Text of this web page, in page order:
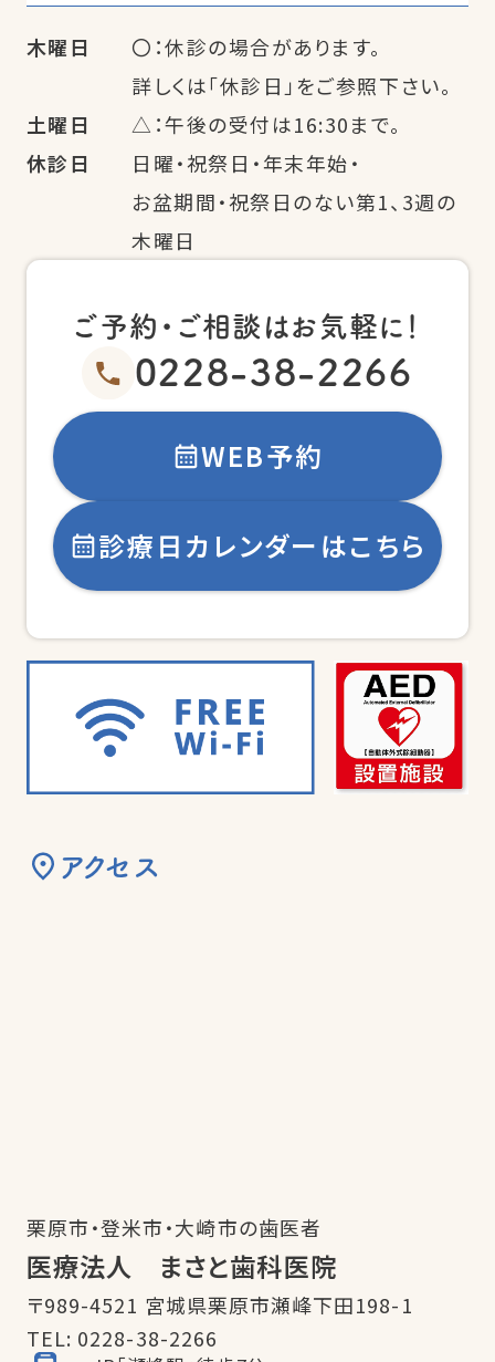
木曜日
〇：休診の場合があります。
詳しくは「休診日」をご参照下さい。
土曜日
△：午後の受付は16:30まで。
休診日
日曜・祝祭日・年末年始・
お盆期間・祝祭日のない第1、3週の
木曜日
ご予約・ご相談はお気軽に！
0228-38-2266
WEB予約
診療日カレンダーはこちら
アクセス
栗原市・登米市・大崎市の歯医者
医療法人 まさと歯科医院
〒989-4521 宮城県栗原市瀬峰下田198-1
TEL: 0228-38-2266